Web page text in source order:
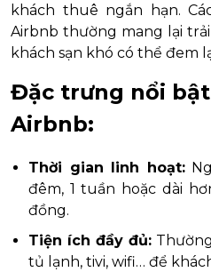
khách thuê ngắn hạn.
Airbnb thường mang lại
khách sạn khó có thể đem
Đặc trưng nổi
Airbnb:
Thời gian linh hoạt:
đêm, 1 tuần hoặc dài
đồng.
Tiện ích đầy đủ:
tủ lạnh, tivi, wifi… để